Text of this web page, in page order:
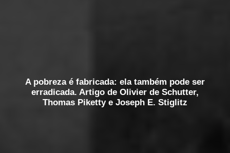
A pobreza é fabricada: ela também pode ser
erradicada. Artigo de Olivier de Schutter,
Thomas Piketty e Joseph E. Stiglitz